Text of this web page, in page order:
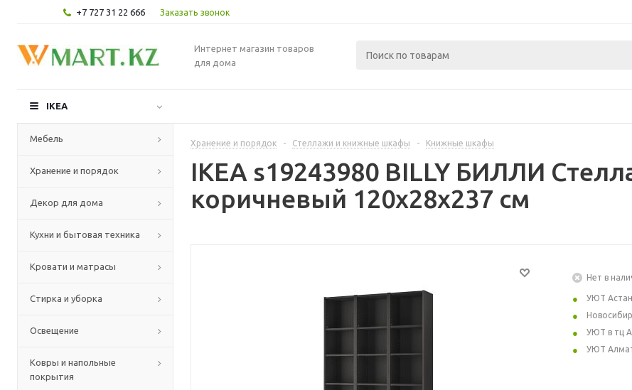
+7 727 31 22 666 Заказать звонок
Интернет магазин товаров
для дома
IKEA
Мебель
Хранение и порядок
Декор для дома
Кухни и бытовая техника
Кровати и матрасы
Стирка и уборка
Освещение
Ковры и напольные
покрытия
Хранение и порядок - Стеллажи и книжные шкафы - Книжные шкафы
IKEA s19243980 BILLY БИЛЛИ
коричневый 120x28x237 см
Нет в
УЮТ
УЮТ в тц
УЮТ